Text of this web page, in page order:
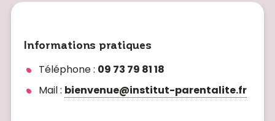
Informations pratiques
Téléphone : 09 73 79 81 18
Mail : bienvenue@institut-parentalite.fr